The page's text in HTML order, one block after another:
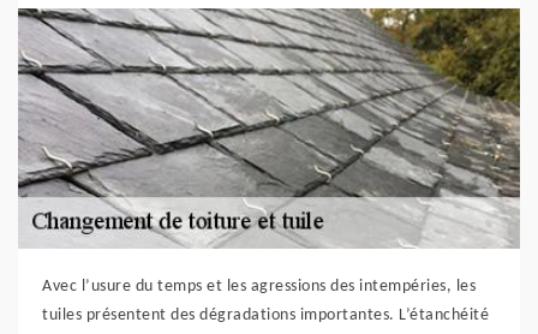
Avec l’usure du temps et les agressions des intempéries, les
tuiles présentent des dégradations importantes. L’étanchéité